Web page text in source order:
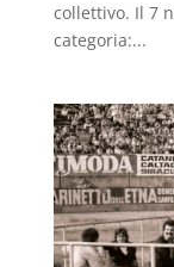
collettivo. Il 7
categoria:...